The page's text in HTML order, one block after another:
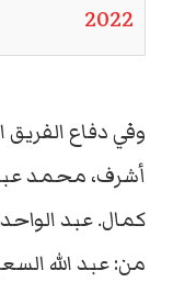
2022
وفي دفاع الفريق
أشرف، محمد
كمال. عبد
من: عبد الله